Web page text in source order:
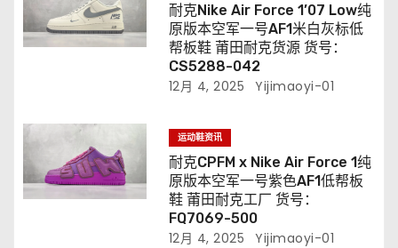
耐克Nike Air Force 1’07 Low纯
原版本空军一号AF1米白灰标低
帮板鞋 莆田耐克货源 货号：
CS5288-042
12月 4, 2025 Yijimaoyi-01
运动鞋资讯
耐克CPFM x Nike Air Force 1纯
原版本空军一号紫色AF1低帮板
鞋 莆田耐克工厂 货号：
FQ7069-500
12月 4, 2025 Yijimaoyi-01